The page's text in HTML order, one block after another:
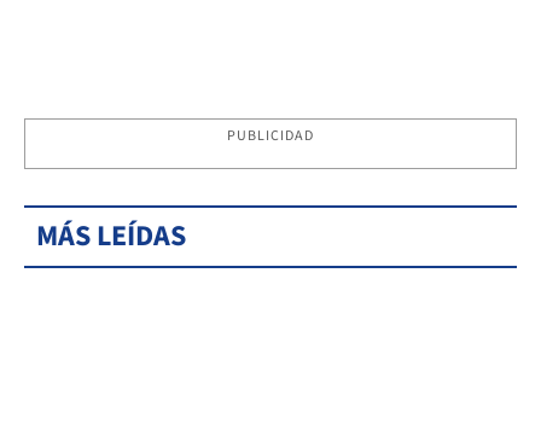
PUBLICIDAD
MÁS LEÍDAS